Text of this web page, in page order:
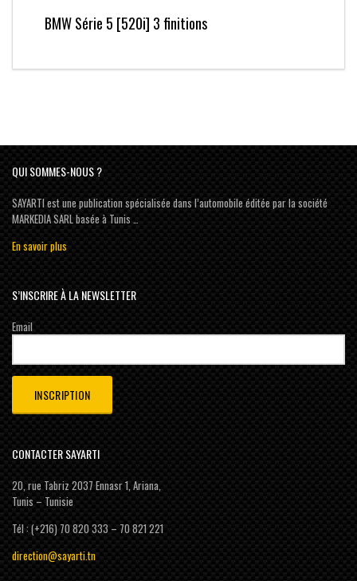
BMW Série 5 [520i] 3 finitions
QUI SOMMES-NOUS ?
SAYARTI est une publication spécialisée dans l’automobile éditée par la société
MARKEDIA SARL basée à Tunis …
En savoir plus
S’INSCRIRE À LA NEWSLETTER
Email
CONTACTER SAYARTI
20, rue Tabriz 2037 Ennasr 1, Ariana,
Tunis – Tunisie
Tél : (+216) 70 820 333 – 70 821 221
direction@sayarti.tn